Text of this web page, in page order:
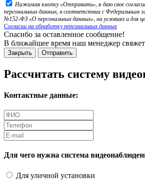
Нажимая кнопку «Отправить», я даю свое
персональных данных, в соответствии с Федеральным
№152-ФЗ «О персональных данных», на условиях и для
Согласии на обработку персональных данных
Спасибо за оставленное сообщение!
В ближайшее время наш менеджер
Закрыть Отправить
Рассчитать систему
Контактные данные:
Для чего нужна система
Для уличной установки